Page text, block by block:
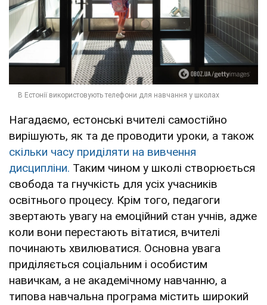
Нагадаємо, естонські вчителі самостійно
вирішують, як та де проводити уроки, а також
скільки часу приділяти на вивчення
дисципліни. Таким чином у школі створюється
свобода та гнучкість для усіх учасників
освітнього процесу. Крім того, педагоги
звертають увагу на емоційний стан учнів, адже
коли вони перестають вітатися, вчителі
починають хвилюватися. Основна увага
приділяється соціальним і особистим
навичкам, а не академічному навчанню, а
типова навчальна програма містить широкий